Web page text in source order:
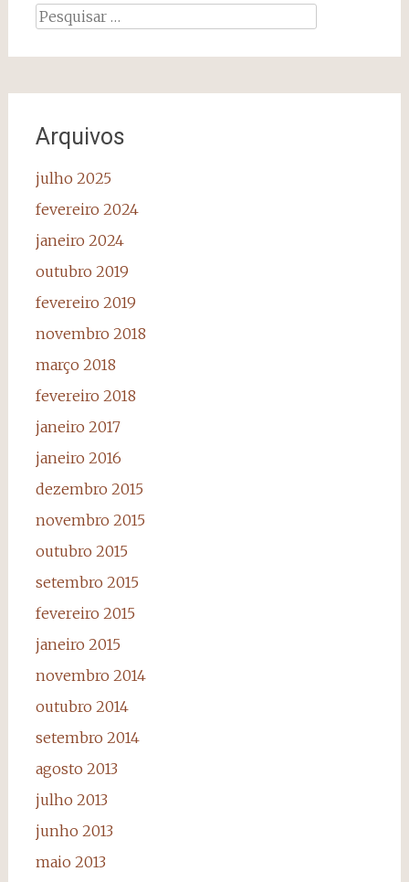
Pesquisar
por:
Arquivos
julho 2025
fevereiro 2024
janeiro 2024
outubro 2019
fevereiro 2019
novembro 2018
março 2018
fevereiro 2018
janeiro 2017
janeiro 2016
dezembro 2015
novembro 2015
outubro 2015
setembro 2015
fevereiro 2015
janeiro 2015
novembro 2014
outubro 2014
setembro 2014
agosto 2013
julho 2013
junho 2013
maio 2013